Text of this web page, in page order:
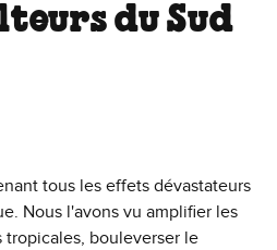
du Sud
tous les effets dévastateurs
Nous l'avons vu amplifier les
bouleverser le